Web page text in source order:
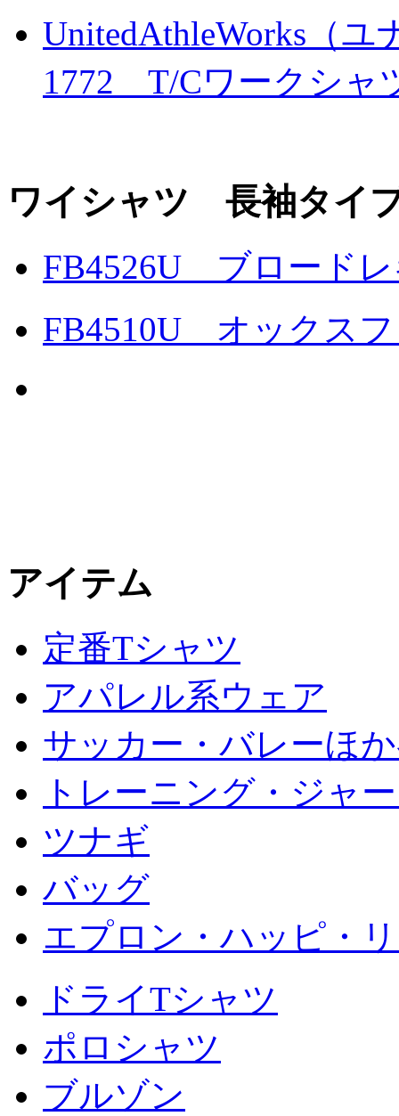
UnitedAthleWorks（
1772 T/Cワークシャ
ワイシャツ 長袖タイ
FB4526U ブロード
FB4510U オックス
アイテム
定番Tシャツ
アパレル系ウェア
サッカー・バレーほ
トレーニング・ジャ
ツナギ
バッグ
エプロン・ハッピ・
ドライTシャツ
ポロシャツ
ブルゾン